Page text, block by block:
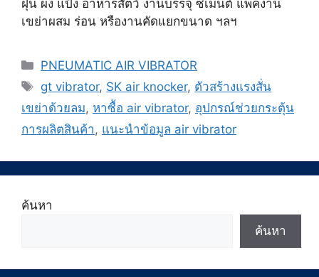
ฝุ่น ผง แป้ง อาหารสัตว์ งานบรรจุ ซีเมนต์ แพ็คงาน
เขย่าผสม ร่อน หรืองานคัดแยกขนาด ฯลฯ
Categories
PNEUMATIC AIR VIBRATOR
Tags
gt vibrator, SK air knocker, ตัวสร้างแรงสั่น
เขย่าด้วยลม, หาซื้อ air vibrator, อุปกรณ์ช่วยกระตุ้น
การผลิตสินค้า , แนะนำข้อมูล air vibrator
ค้นหา
ค้นหา